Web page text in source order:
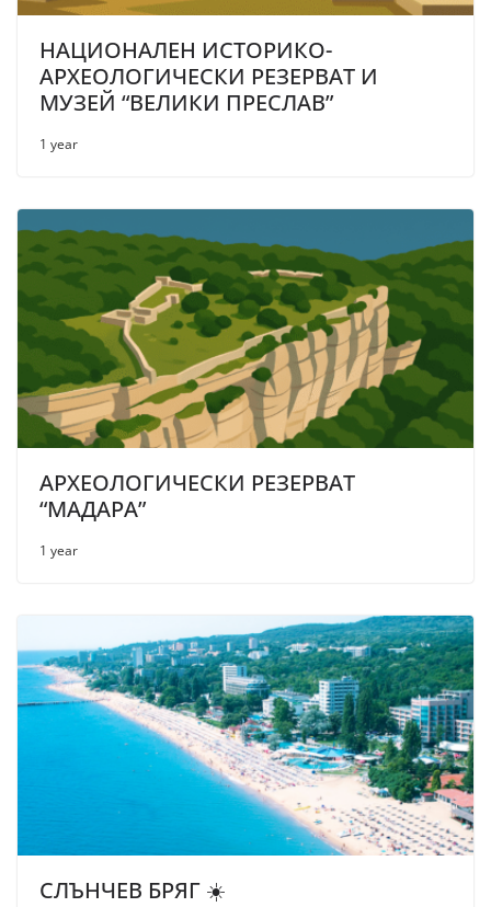
НАЦИОНАЛЕН ИСТОРИКО-
АРХЕОЛОГИЧЕСКИ РЕЗЕРВАТ И
МУЗЕЙ “ВЕЛИКИ ПРЕСЛАВ”
1 year
АРХЕОЛОГИЧЕСКИ РЕЗЕРВАТ
“МАДАРА”
1 year
СЛЪНЧЕВ БРЯГ ☀️